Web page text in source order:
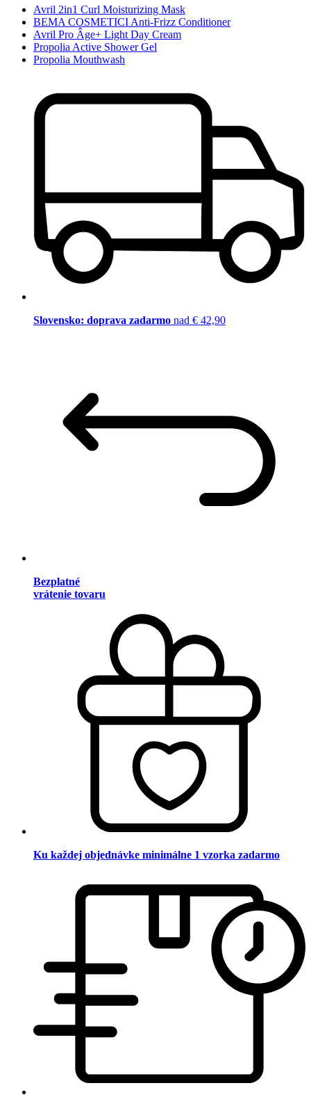
Avril 2in1 Curl Moisturizing Mask
BEMA COSMETICI Anti-Frizz Conditioner
Avril Pro Âge+ Light Day Cream
Propolia Active Shower Gel
Propolia Mouthwash
Slovensko: doprava zadarmo nad € 42,90
Bezplatné
vrátenie tovaru
Ku každej objednávke minimálne 1 vzorka zadarmo